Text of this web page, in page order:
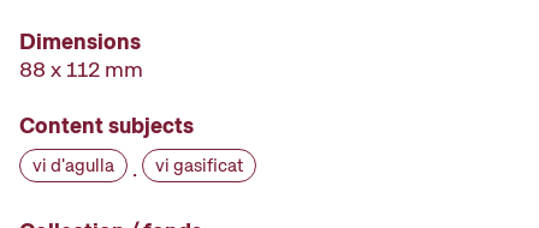
Dimensions
88 x 112 mm
Content subjects
vi d'agulla · vi gasificat